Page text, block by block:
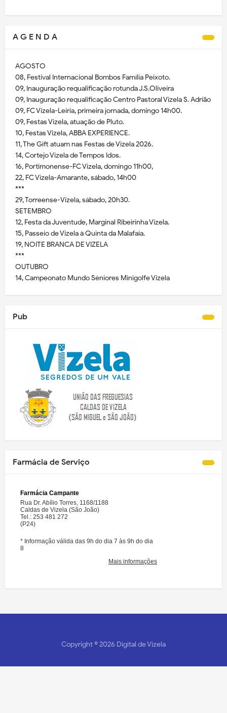
A G E N D A
AGOSTO
08, Festival Internacional Bombos Família Peixoto.
09, Inauguração requalificação rotunda J.S.Oliveira
09, Inauguração requalificação Centro Pastoral Vizela S. Adrião
09, FC Vizela-Leiria, primeira jornada, domingo 14h00.
09, Festas Vizela, atuação de Pluto.
10, Festas Vizela, ABBA EXPERIENCE.
11, The Gift atuam nas Festas de Vizela 2026.
14, Cortejo Vizela de Tempos Idos.
16, Portimonense-FC Vizela, domingo 11h00,
22, FC Vizela-Amarante, sábado, 14h00
***
29, Torreense-Vizela, sábado, 20h30.
SETEMBRO
12, Festa da Juventude, Marginal Ribeirinha Vizela.
15, Passeio de Vizela à Quinta da Malafaia.
19, NOITE BRANCA DE VIZELA
***
OUTUBRO
14, Campeonato Mundo Séniores Minigolfe Vizela
Pub
Farmácia de Serviço
Copyright ©2026 Digital de Vizela